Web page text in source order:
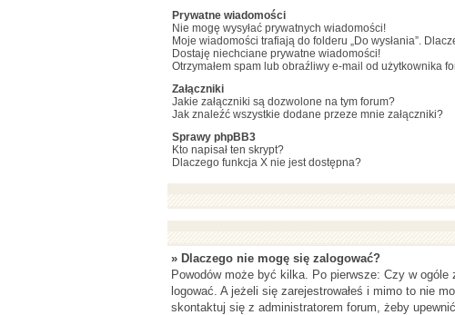
Prywatne wiadomości
Nie mogę wysyłać prywatnych wiadomości!
Moje wiadomości trafiają do folderu „Do wysłania”.
Dostaję niechciane prywatne wiadomości!
Otrzymałem spam lub obraźliwy e-mail od użytkownika
Załączniki
Jakie załączniki są dozwolone na tym forum?
Jak znaleźć wszystkie dodane przeze mnie załączniki?
Sprawy phpBB3
Kto napisał ten skrypt?
Dlaczego funkcja X nie jest dostępna?
» Dlaczego nie mogę się zalogować?
Powodów może być kilka. Po pierwsze: Czy w
logować. A jeżeli się zarejestrowałeś i mimo to nie
skontaktuj się z administratorem forum, żeby